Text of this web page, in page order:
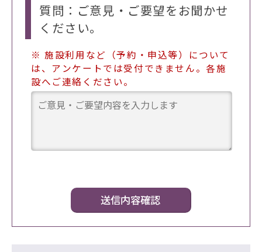
質問：ご意見・ご要望をお聞かせ
ください。
※ 施設利用など（予約・申込等）について
は、アンケートでは受付できません。各施
設へご連絡ください。